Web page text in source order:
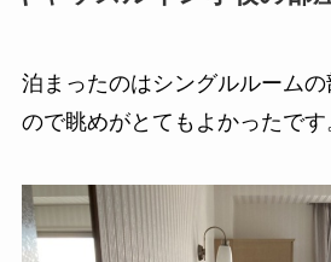
泊まったのはシングルルーム
ので眺めがとてもよかったです